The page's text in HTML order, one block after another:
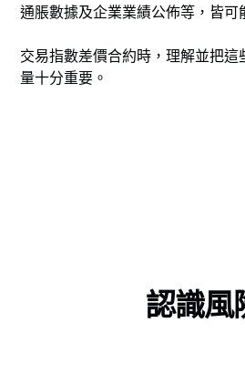
通脹數據及企業業績公佈等，皆可
交易指數差價合約時，理解並把這
量十分重要。
認識風